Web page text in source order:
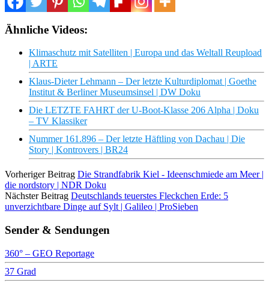
Ähnliche Videos:
Klimaschutz mit Satelliten | Europa und das Weltall Reupload
| ARTE
Klaus-Dieter Lehmann – Der letzte Kulturdiplomat | Goethe
Institut & Berliner Museumsinsel | DW Doku
Die LETZTE FAHRT der U-Boot-Klasse 206 Alpha | Doku
– TV Klassiker
Nummer 161.896 – Der letzte Häftling von Dachau | Die
Story | Kontrovers | BR24
Vorheriger Beitrag Die Strandfabrik Kiel - Ideenschmiede am Meer |
die nordstory | NDR Doku
Nächster Beitrag Deutschlands teuerstes Fleckchen Erde: 5
unverzichtbare Dinge auf Sylt | Galileo | ProSieben
Sender & Sendungen
360° – GEO Reportage
37 Grad